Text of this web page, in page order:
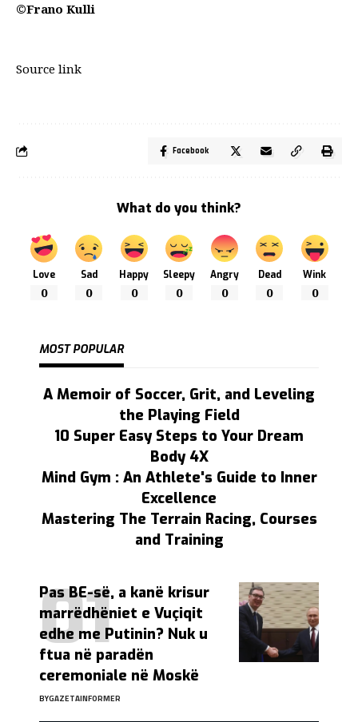
©Frano Kulli
Source link
Facebook
What do you think?
Love
0
Sad
0
Happy
0
Sleepy
0
Angry
0
Dead
0
Wink
0
MOST POPULAR
A Memoir of Soccer, Grit, and Leveling
the Playing Field
10 Super Easy Steps to Your Dream
Body 4X
Mind Gym : An Athlete's Guide to Inner
Excellence
Mastering The Terrain Racing, Courses
and Training
Pas BE-së, a kanë krisur
marrëdhëniet e Vuçiqit
edhe me Putinin? Nuk u
ftua në paradën
ceremoniale në Moskë
BYGAZETAINFORMER